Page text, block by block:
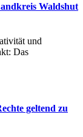
Waldshut
und
Das
geltend zu